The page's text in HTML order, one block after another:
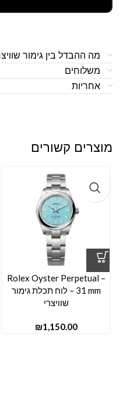
מה ההבדל בין גימור
משלוחים
אחריות
מוצרים קשורים
Rolex Oyster Perpetual –
31 mm – לוח תכלת גימור
שוויצרי
₪